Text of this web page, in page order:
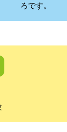
ろです。